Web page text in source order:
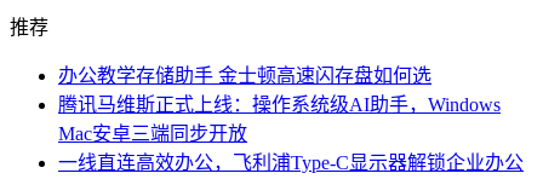
推荐
办公教学存储助手 金士顿高速闪存盘如何选
腾讯马维斯正式上线：操作系统级AI助手，Windows
Mac安卓三端同步开放
一线直连高效办公，飞利浦Type-C显示器解锁企业办公